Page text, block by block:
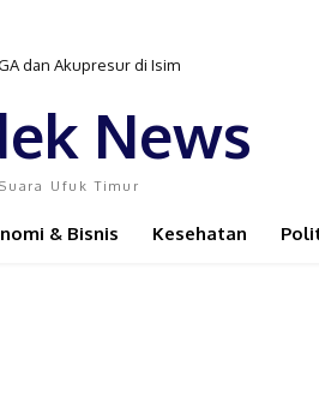
dan Akupresur di Isim
Isim
News
Suara Ufuk Timur
& Bisnis Kesehatan